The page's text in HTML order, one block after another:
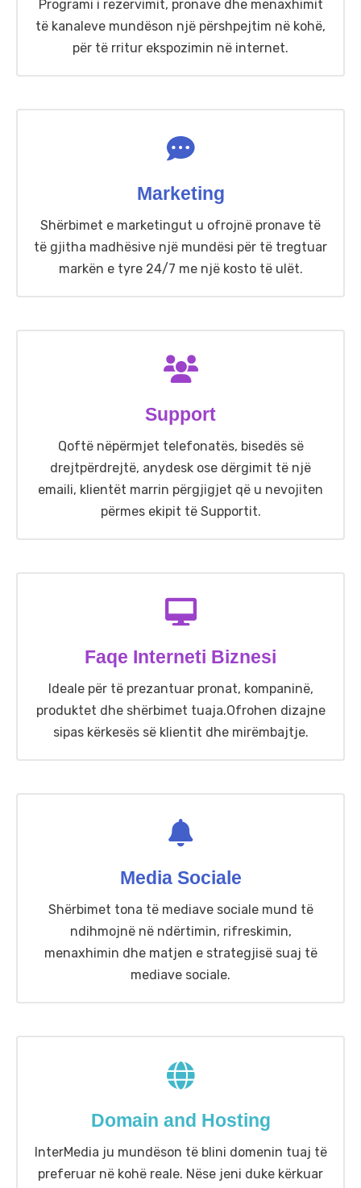
Na Kontaktoni
Mbështetje
Programi i rezervimit, pronave dhe menaxhimit
të kanaleve mundëson një përshpejtim në kohë,
për të rritur ekspozimin në internet.
Marketing
Shërbimet e marketingut u ofrojnë pronave të
të gjitha madhësive një mundësi për të tregtuar
markën e tyre 24/7 me një kosto të ulët.
Support
Qoftë nëpërmjet telefonatës, bisedës së
drejtpërdrejtë, anydesk ose dërgimit të një
emaili, klientët marrin përgjigjet që u nevojiten
përmes ekipit të Supportit.
Faqe Interneti Biznesi
Ideale për të prezantuar pronat, kompaninë,
produktet dhe shërbimet tuaja.Ofrohen dizajne
sipas kërkesës së klientit dhe mirëmbajtje.
Media Sociale
Shërbimet tona të mediave sociale mund të
ndihmojnë në ndërtimin, rifreskimin,
menaxhimin dhe matjen e strategjisë suaj të
mediave sociale.
Domain and Hosting
InterMedia ju mundëson të blini domenin tuaj të
preferuar në kohë reale. Nëse jeni duke kërkuar